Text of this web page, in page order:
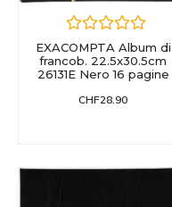
EXACOMPTA Album di
francob. 22.5x30.5cm
26131E Nero 16 pagine
CHF28.90